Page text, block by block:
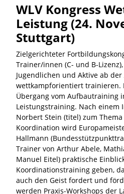
WLV Kongress
Leistung (24.
Stuttgart)
Zielgerichteter
Trainer/innen (C- und B-
Jugendlichen und Aktive ab der
wettkampforientiert trainieren.
Übergang vom Aufbautraining
Leistungstraining. Nach einem
Norbert Stein (titel) zum
Koordination wird
Hallmann
Trainer von Arthur Abele,
Manuel Eitel) praktische
Koordinationstraining geben,
auch den Geist fordert und
werden Praxis-Workshops der